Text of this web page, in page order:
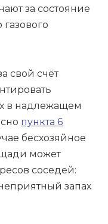
за состояние
свой счёт
в надлежащем
пункта 6
бесхозяйное
может
соседей:
запах